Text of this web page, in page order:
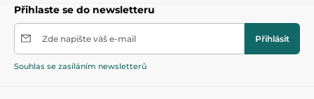
Přihlaste se do newsletteru
Zde napište váš e-mail Přihlásit
Souhlas se zasíláním newsletterů